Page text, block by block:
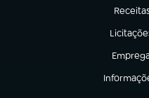
(abre
(abre
(abre
(abre em